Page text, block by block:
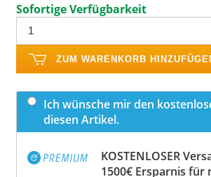
Sofortige Verfügbarkeit
ZUM WARENKORB
Ich wünsche mir den
diesen Artikel.
KOSTENLOSER
1500€ Ersparnis für